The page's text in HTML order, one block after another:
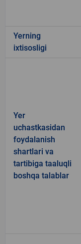
Yerning
ixtisosligi
Yer
uchastkasidan
foydalanish
shartlari va
tartibiga taaluqli
boshqa talablar